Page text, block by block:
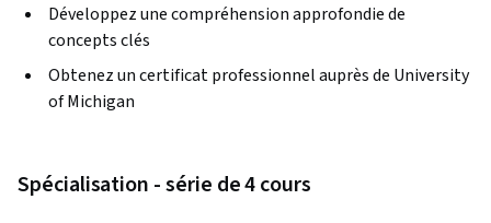
Développez une compréhension approfondie de
concepts clés
Obtenez un certificat professionnel auprès de University
of Michigan
Spécialisation - série de 4 cours